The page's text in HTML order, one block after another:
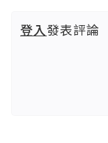
登入發表評論